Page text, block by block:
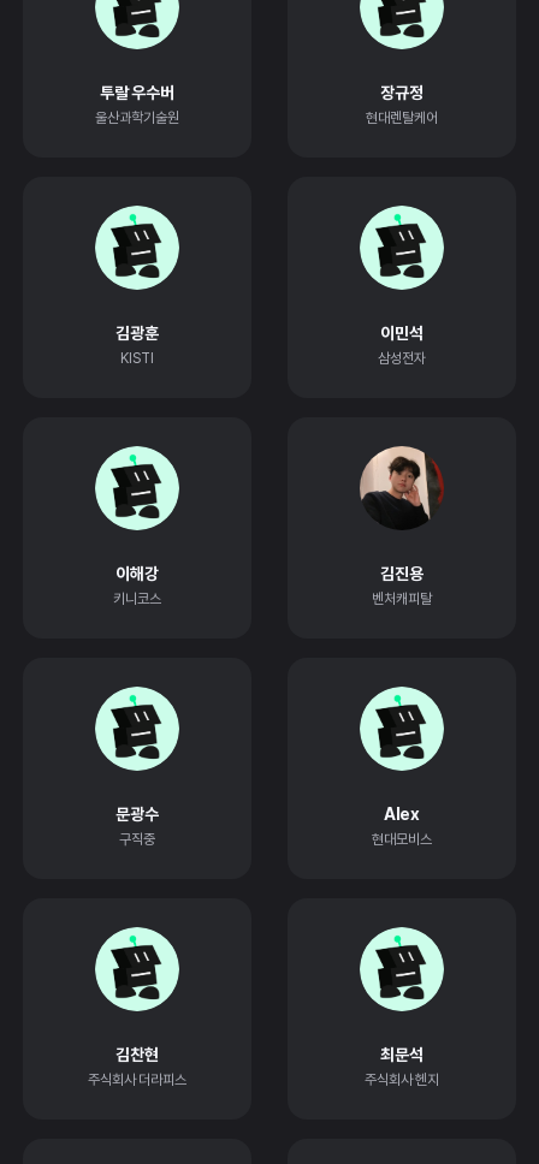
투랄 우수버
울산과학기술원
장규정
현대렌탈케어
김광훈
KISTI
이민석
삼성전자
이해강
키니코스
김진용
벤처캐피탈
문광수
구직중
Alex
현대모비스
김찬현
주식회사 더라피스
최문석
주식회사 헨지